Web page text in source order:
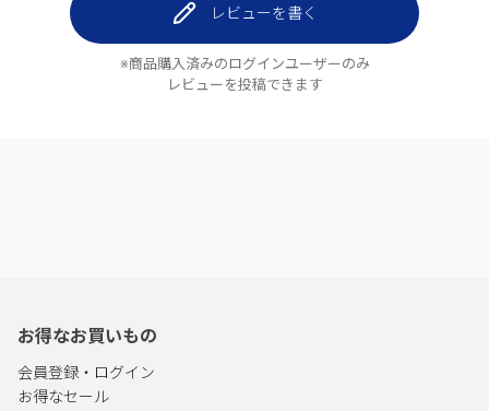
レビューを書く
※商品購入済みのログインユーザーのみ
レビューを投稿できます
お得なお買いもの
会員登録・ログイン
お得なセール